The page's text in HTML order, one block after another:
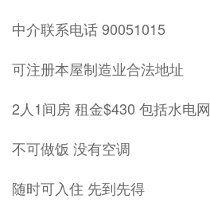
中介联系电话 90051015
可注册本屋制造业合法地址
2人1间房 租金$430 包括水电网
不可做饭 没有空调
随时可入住 先到先得